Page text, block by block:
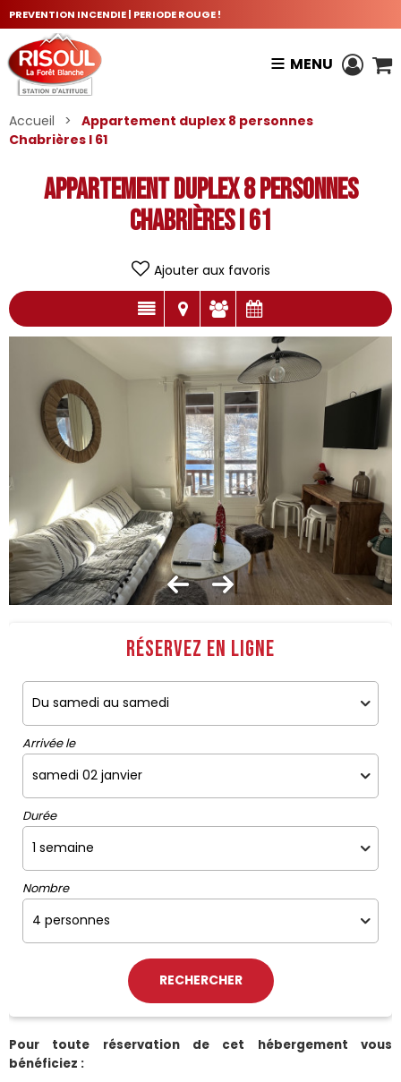
PREVENTION INCENDIE | PERIODE ROUGE !
MENU
Accueil >
Appartement duplex 8 personnes
Chabrières I 61
Appartement duplex 8 personnes
Chabrières I 61
Ajouter aux favoris
Réservez en ligne
Arrivée le
Durée
Nombre
Pour toute réservation de cet hébergement vous
bénéficiez :